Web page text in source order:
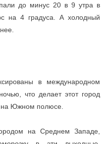
до минус 20 в 9 утра в
на 4 градуса. А холодный
в международном
что делает этот город
на Южном полюсе.
на Среднем Западе,